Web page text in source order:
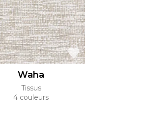
Waha
Tissus
4 couleurs